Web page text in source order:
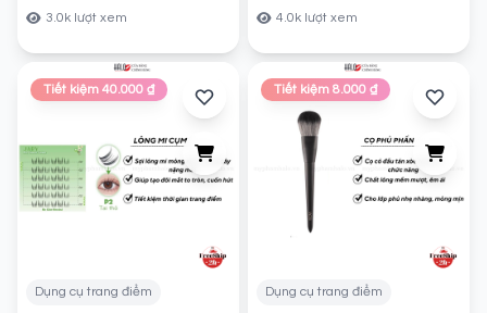
3.0k lượt xem
4.0k lượt xem
Tiết kiệm 40.000 ₫
Dụng cụ trang điểm
Tiết kiệm 8.000 ₫
Dụng cụ trang điểm